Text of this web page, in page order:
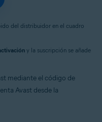
del distribuidor en el cuadro
y la suscripción se añade
mediante el código de
Avast desde la